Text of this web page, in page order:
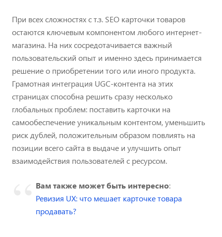
При всех сложностях с т.з. SEO карточки товаров
остаются ключевым компонентом любого интернет-
магазина. На них сосредотачивается важный
пользовательский опыт и именно здесь принимается
решение о приобретении того или иного продукта.
Грамотная интеграция UGC-контента на этих
страницах способна решить сразу несколько
глобальных проблем: поставить карточки на
самообеспечение уникальным контентом, уменьшить
риск дублей, положительным образом повлиять на
позиции всего сайта в выдаче и улучшить опыт
взаимодействия пользователей с ресурсом.
Вам также может быть интересно:
Ревизия UX: что мешает карточке товара
продавать?